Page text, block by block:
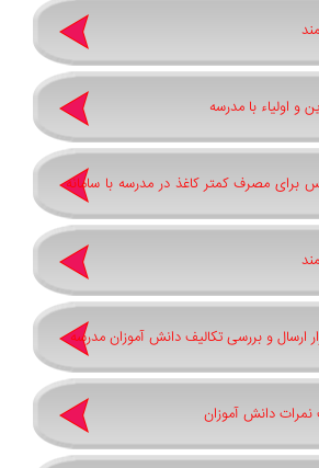
و اولیاء با مدرسه
برای مصرف کمتر کاغذ در مدرسه با سامانه
ارسال و بررسی تکالیف دانش آموزان مدرسه
نمرات دانش آموزان